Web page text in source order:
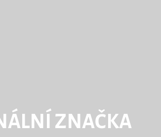
ZNAČKA